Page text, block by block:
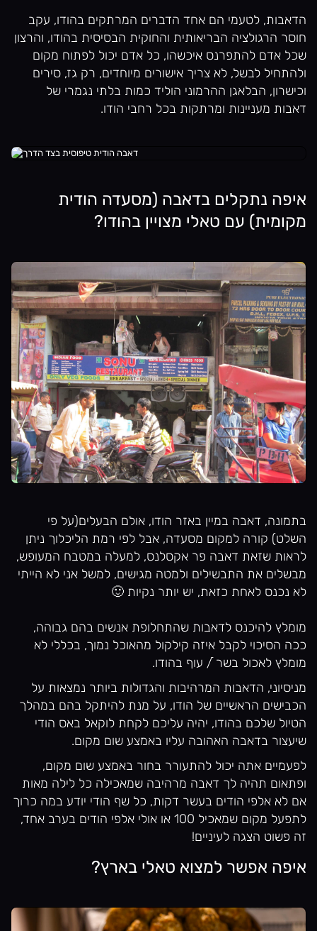
הדאבות, לטעמי הם אחד הדברים המרתקים בהודו, עקב
חוסר הרגולציה הבריאותית והחוקית הבסיסית בהודו, והרצון
שכל אדם להתפרנס איכשהו, כל אדם יכול לפתוח מקום
ולהתחיל לבשל, לא צריך אישורים מיוחדים, רק גז, סירים
וכישרון, הבלאגן ההרמוני הוליד כמות בלתי נגמרי של
דאבות מעניינות ומרתקות בכל רחבי הודו.
איפה נתקלים בדאבה (מסעדה הודית
מקומית) עם טאלי מצויין בהודו?
בתמונה, דאבה במיין באזר הודו, אולם הבעלים(על פי
השלט) קורה למקום מסעדה, אבל לפי רמת הליכלוך ניתן
לראות שזאת דאבה פר אקסלנס, למעלה במטבח המעופש,
מבשלים את התבשילים ולמטה מגישים, למשל אני לא הייתי
לא נכנס לאחת כזאת, יש יותר נקיות 🙂
מומלץ להיכנס לדאבות שהתחלופת אנשים בהם גבוהה,
ככה הסיכוי לקבל איזה קילקול מהאוכל נמוך, בכללי לא
מומלץ לאכול בשר ֿ/ עוף בהודו.
מניסיוני, הדאבות המרהיבות והגדולות ביותר נמצאות על
הכבישים הראשיים של הודו, על מנת להיתקל בהם במהלך
הטיול שלכם בהודו, יהיה עליכם לקחת לוקאל באס הודי
שיעצור בדאבה האהובה עליו באמצע שום מקום.
לפעמיים אתה יכול להתעורר בחור באמצע שום מקום,
ופתאום תהיה לך דאבה מרהיבה שמאכילה כל לילה מאות
אם לא אלפי הודים בעשר דקות, כל שף הודי יודע במה כרוך
לתפעל מקום שמאכיל 100 או אולי אלפי הודים בערב אחד,
זה פשוט הצגה לעיניים!
איפה אפשר למצוא טאלי בארץ?